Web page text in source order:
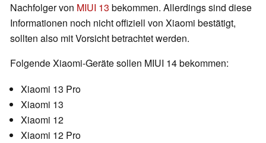
Nachfolger von MIUI 13 bekommen. Allerdings sind diese
Informationen noch nicht offiziell von Xiaomi bestätigt,
sollten also mit Vorsicht betrachtet werden.
Folgende Xiaomi-Geräte sollen MIUI 14 bekommen:
Xiaomi 13 Pro
Xiaomi 13
Xiaomi 12
Xiaomi 12 Pro